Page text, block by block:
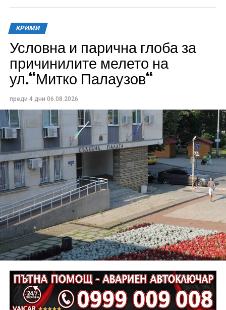
КРИМИ
Условна и парична глоба за
причинилите мелето на
ул.“Митко Палаузов“
преди 4 дни 06.08.2026